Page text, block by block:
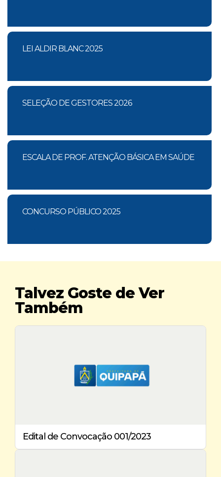
LEI ALDIR BLANC 2025
SELEÇÃO DE GESTORES 2026
ESCALA DE PROF. ATENÇÃO BÁSICA EM SAÚDE
CONCURSO PÚBLICO 2025
Talvez Goste de Ver
Também
Edital de Convocação 001/2023